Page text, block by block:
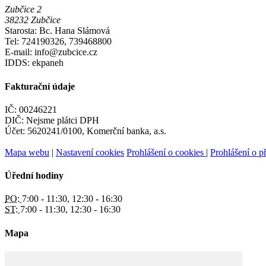
Zubčice 2
38232 Zubčice
Starosta: Bc. Hana Slámová
Tel: 724190326, 739468800
E-mail: info@zubcice.cz
IDDS: ekpaneh
Fakturační údaje
IČ: 00246221
DIČ: Nejsme plátci DPH
Účet: 5620241/0100, Komerční banka, a.s.
Mapa webu | Nastavení cookies Prohlášení o cookies | Prohlášení o
Úřední hodiny
PO: 7:00 - 11:30, 12:30 - 16:30
ST: 7:00 - 11:30, 12:30 - 16:30
Mapa